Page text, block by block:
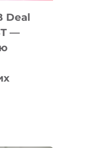
Deal
—